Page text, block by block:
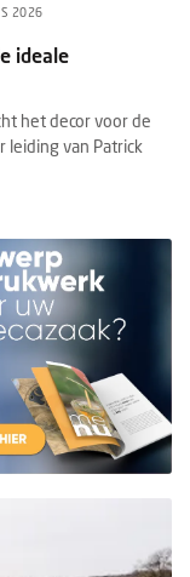
2026
ideale
het decor voor de
leiding van Patrick